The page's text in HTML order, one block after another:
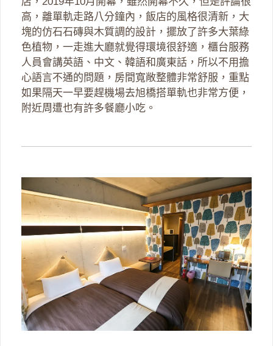
高，離單軌走路八分鐘內，飯店的風格很清新，大
塊的仿石石磚與木質調的設計，擺放了許多大葉綠
色植物，一走進大廳就覺得環境很舒適，櫃台服務
人員會講英語、中文、韓語和廣東話，所以不用擔
心語言不通的問題，房間寬敞整體非常舒服，重點
如果隔天一早要趕機場去旭橋搭單軌也非常方便，
附近周遭也有許多餐廳小吃。